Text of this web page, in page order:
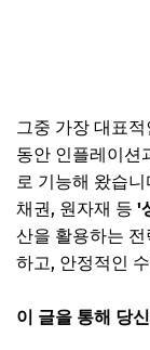
그중 가장 대표
동안 인플레이션
로 기능해 왔습
채권, 원자재 등 '
산을 활용하는
하고, 안정적인
이 글을 통해 당